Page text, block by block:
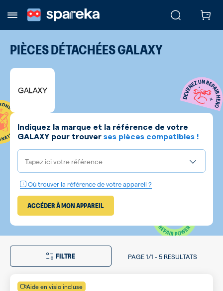
PIÈCES DÉTACHÉESGALAXY
Indiquez la marque et la référence de votre
GALAXY pour trouver ses pièces compatibles !
Tapez ici votre référence
Où trouver la référence de votre appareil ?
ACCÉDER À MON APPAREIL
FILTRE PAGE 1/1 -5 RESULTATS
Aide en visio incluse